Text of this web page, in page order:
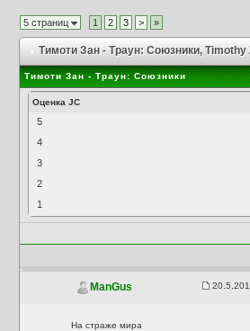
5 страниц 1 2 3 > »
Тимоти Зан - Траун: Союзники, Timothy
Тимоти Зан - Траун: Союзники
Оценка JC
5
4
3
2
1
ManGus
На страже мира